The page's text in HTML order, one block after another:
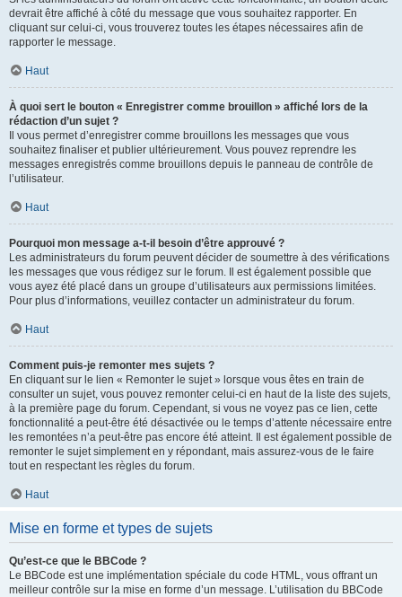
devrait être affiché à côté du message que vous souhaitez rapporter. En
cliquant sur celui-ci, vous trouverez toutes les étapes nécessaires afin de
rapporter le message.
Haut
À quoi sert le bouton « Enregistrer comme brouillon » affiché lors de la
rédaction d’un sujet ?
Il vous permet d’enregistrer comme brouillons les messages que vous
souhaitez finaliser et publier ultérieurement. Vous pouvez reprendre les
messages enregistrés comme brouillons depuis le panneau de contrôle de
l’utilisateur.
Haut
Pourquoi mon message a-t-il besoin d’être approuvé ?
Les administrateurs du forum peuvent décider de soumettre à des vérifications
les messages que vous rédigez sur le forum. Il est également possible que
vous ayez été placé dans un groupe d’utilisateurs aux permissions limitées.
Pour plus d’informations, veuillez contacter un administrateur du forum.
Haut
Comment puis-je remonter mes sujets ?
En cliquant sur le lien « Remonter le sujet » lorsque vous êtes en train de
consulter un sujet, vous pouvez remonter celui-ci en haut de la liste des sujets,
à la première page du forum. Cependant, si vous ne voyez pas ce lien, cette
fonctionnalité a peut-être été désactivée ou le temps d’attente nécessaire entre
les remontées n’a peut-être pas encore été atteint. Il est également possible de
remonter le sujet simplement en y répondant, mais assurez-vous de le faire
tout en respectant les règles du forum.
Haut
Mise en forme et types de sujets
Qu’est-ce que le BBCode ?
Le BBCode est une implémentation spéciale du code HTML, vous offrant un
meilleur contrôle sur la mise en forme d’un message. L’utilisation du BBCode